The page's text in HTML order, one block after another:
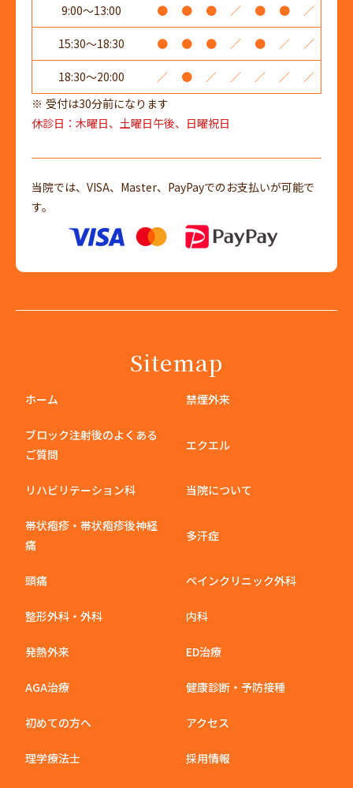
9:00～13:00 ● ● ● ／ ● ● ／
15:30～18:30 ● ● ● ／ ● ／ ／
18:30～20:00 ／ ● ／ ／ ／ ／
／
受付は30分前になります
休診日：木曜日、土曜日午後、日曜祝日
当院では、VISA、Master、PayPayでのお支払いが可能で
す。
Sitemap
ホーム 禁煙外来
ブロック注射後のよくある
ご質問
エクエル
リハビリテーション科 当院について
帯状疱疹・帯状疱疹後神経
痛
多汗症
頭痛 ペインクリニック外科
整形外科・外科 内科
発熱外来 ED治療
AGA治療 健康診断・予防接種
初めての方へ アクセス
理学療法士 採用情報